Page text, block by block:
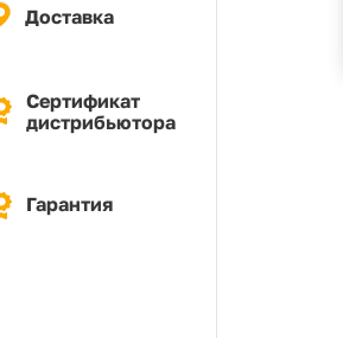
Доставка
Сертификат
дистрибьютора
Гарантия